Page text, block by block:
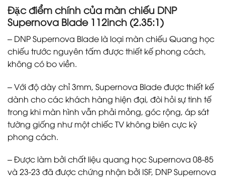
Đặc điểm chính của màn chiếu DNP
Supernova Blade 112inch (2.35:1)
– DNP Supernova Blade là loại màn chiếu Quang học
chiếu trước nguyên tấm được thiết kế phong cách,
không có bo viền.
– Với độ dày chỉ 3mm, Supernova Blade được thiết kế
dành cho các khách hàng hiện đại, đòi hỏi sự tinh tế
trong khi màn hình vẫn phải mỏng, góc rộng, áp sát
tường giống như một chiếc TV không biên cực kỳ
phong cách.
– Được làm bởi chất liệu quang học Supernova 08-85
và 23-23 đã được chứng nhận bởi ISF, DNP Supernova